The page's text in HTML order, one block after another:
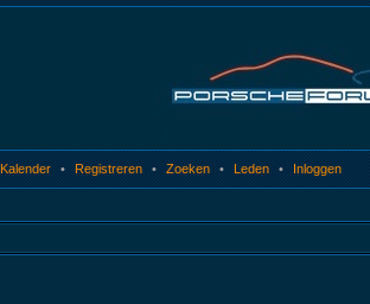
Kalender • Registreren • Zoeken • Leden • Inloggen